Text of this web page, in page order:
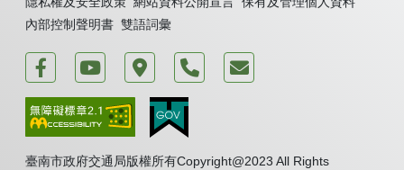
內部控制聲明書 雙語詞彙
運轉台南好交通
臺南市政府交通局 新聞頻道
臺南市政府永華市政中心
電話 我要發表意見
臺南市政府交通局版權所有Copyright@2023 All Rights